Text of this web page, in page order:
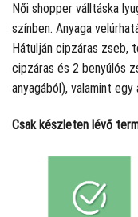
Női shopper válltáska
színben. Anyaga
Hátulján cipzáras zseb,
cipzáras és 2 benyúlós
anyagából), valamint
Csak készleten lévő